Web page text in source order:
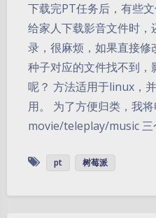
下载完PT任务后，有些
给家人下载影音文件时，
录，很麻烦，如果直接
种子对应的文件找不到
呢？ 方法适用于linux，
用。 为了方便归类，我
movie/teleplay/music
pt 树莓派